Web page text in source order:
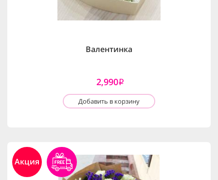
Валентинка
2,990i
Добавить в корзину
Акция